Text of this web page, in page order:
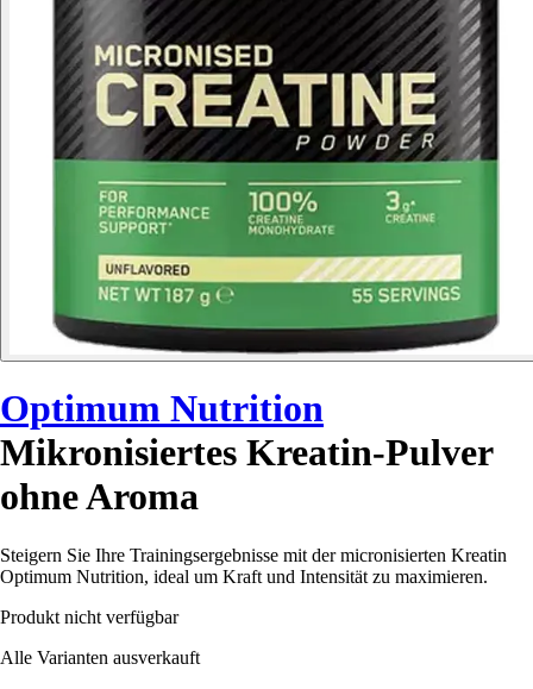
Optimum Nutrition
Mikronisiertes Kreatin-Pulver
ohne Aroma
Steigern Sie Ihre Trainingsergebnisse mit der micronisierten Kreatin
Optimum Nutrition, ideal um Kraft und Intensität zu maximieren.
Produkt nicht verfügbar
Alle Varianten ausverkauft